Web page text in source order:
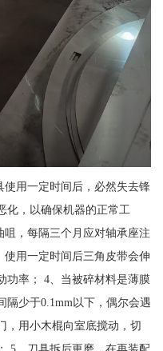
用一定时间后，必然失去锋
化，以确保机器的正常工
，每隔三个月应对轴承座注
用一定时间后三角皮带会伸
功率； 4、当被碎材料是薄膜
隔少于0.1mm以下，偶尔会遇
，用小木棍向室底搅动，切